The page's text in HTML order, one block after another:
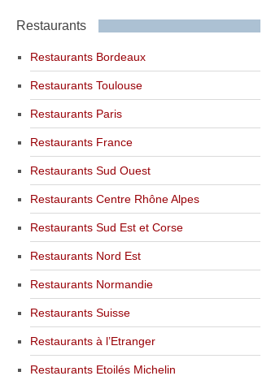
Restaurants
Restaurants Bordeaux
Restaurants Toulouse
Restaurants Paris
Restaurants France
Restaurants Sud Ouest
Restaurants Centre Rhône Alpes
Restaurants Sud Est et Corse
Restaurants Nord Est
Restaurants Normandie
Restaurants Suisse
Restaurants à l’Etranger
Restaurants Etoilés Michelin